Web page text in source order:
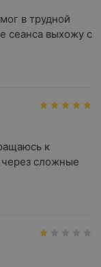
поведения и
лучше понять
улучшая
помочь
с
в трудной
сеанса выхожу с
к
сложные